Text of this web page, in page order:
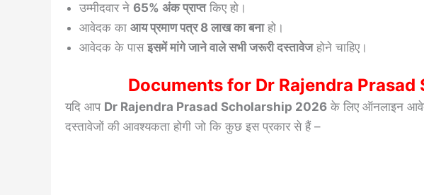
उम्मीदवार ने 65% अंक प्राप्तकिए हो।
आवेदक का आय प्रमाण पत्र 8 लाख का बनाहो।
आवेदक के पास इसमें मांगे जाने वाले सभी जरूरी दस्तावेजहोने चाहिए।
Documents for Dr Rajendra
यदि आप Dr Rajendra Prasad Scholarship 2026 के लिए ऑनलाइन
दस्तावेजों की आवश्यकता होगी जो कि कुछ इस प्रकार से हैं –